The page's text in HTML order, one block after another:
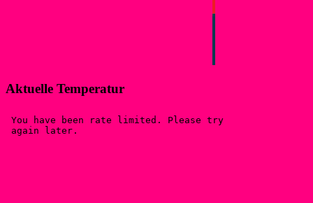
Aktuelle Temperatur